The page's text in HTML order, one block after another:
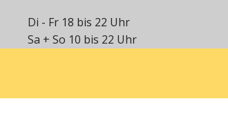
Di - Fr 18 bis 22 Uhr
Sa + So 10 bis 22 Uhr